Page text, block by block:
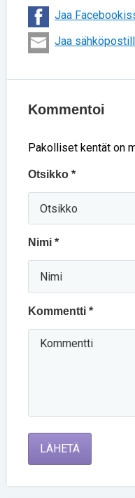
Jaa
Jaa
Kommentoi
Pakolliset kentät on
Otsikko *
Nimi *
Kommentti *
LÄHETÄ